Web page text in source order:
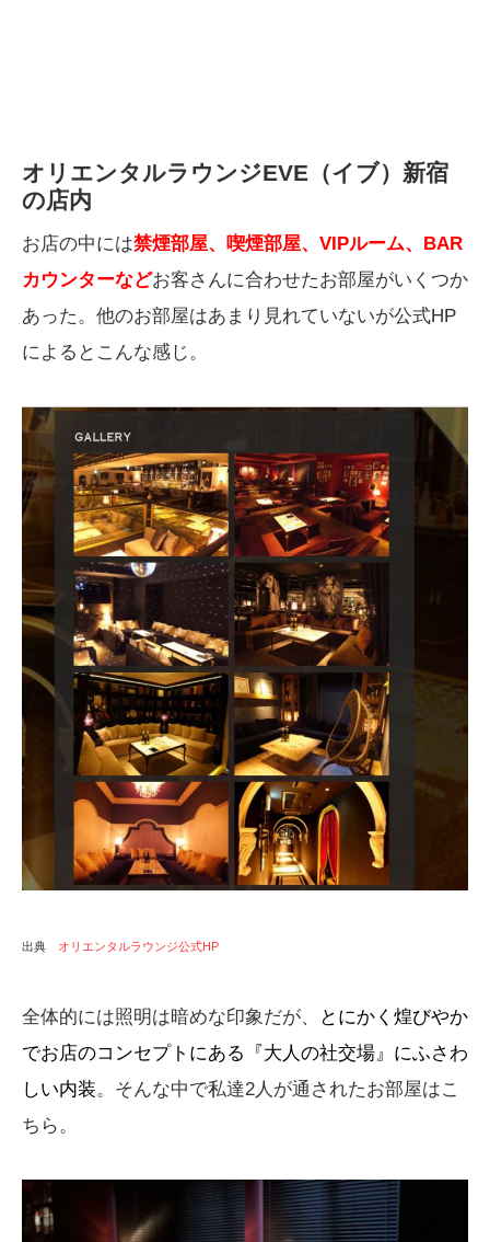
オリエンタルラウンジEVE（イブ）新宿
の店内
お店の中には禁煙部屋、喫煙部屋、VIPルーム、BAR
カウンターなどお客さんに合わせたお部屋がいくつか
あった。他のお部屋はあまり見れていないが公式HP
によるとこんな感じ。
出典 オリエンタルラウンジ公式HP
全体的には照明は暗めな印象だが、
とにかく煌びやか
でお店のコンセプトにある『大人の社交場』にふさわ
しい内装。そんな中で私達2人が通されたお部屋はこ
ちら。